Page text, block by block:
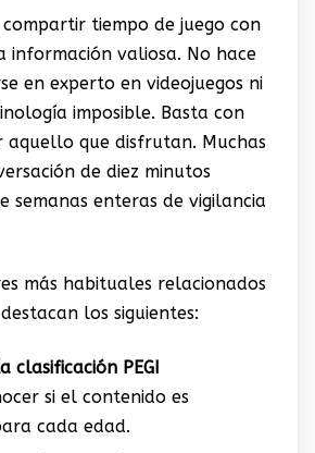
tiempo de juego con
información valiosa. No hace
en experto en videojuegos ni
imposible. Basta con
aquello que disfrutan. Muchas
de diez minutos
semanas enteras de vigilancia
más habituales relacionados
los siguientes:
clasificación PEGI
si el contenido es
cada edad.